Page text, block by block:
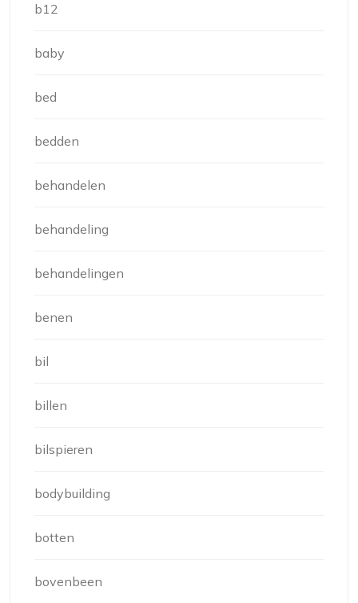
b12
baby
bed
bedden
behandelen
behandeling
behandelingen
benen
bil
billen
bilspieren
bodybuilding
botten
bovenbeen